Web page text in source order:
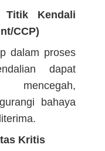
Titik Kendali
CCP)
dalam proses
dapat
bahaya
Kritis